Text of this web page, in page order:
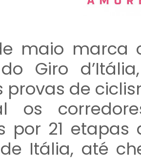
maio marca
Giro
de
os
por 21 etapas
Itália, até